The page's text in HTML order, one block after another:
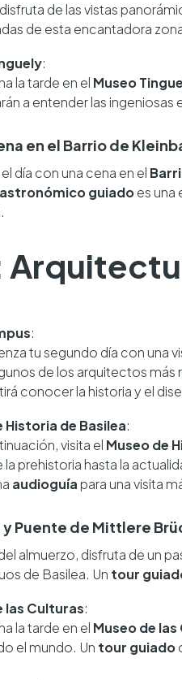
de las vistas
de esta encantadora
:
la tarde en el Museo
a entender las
en el Barrio de
día con una cena en el
guiadoes una
:
tu segundo día con una
de los arquitectos
conocer la historia y el
Historia de Basilea:
visita el Museo de
la prehistoria hasta la
audioguía para una visita
y Puente de Mittlere
almuerzo, disfruta de un
de Basilea. Un tour
las Culturas:
la tarde en el Museo de
el mundo. Un tour guiado